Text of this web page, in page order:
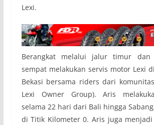
Lexi.
Berangkat melalui jalur timur dan
sempat melakukan servis motor Lexi
Bekasi bersama riders dari komunitas
Lexi Owner Group). Aris
selama 22 hari dari Bali hingga
di Titik Kilometer 0. Aris juga